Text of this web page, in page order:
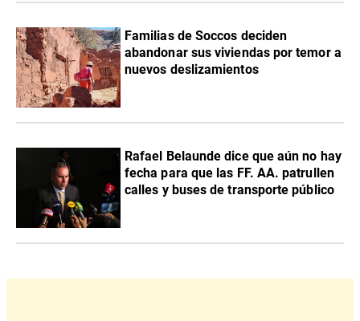
Familias de Soccos deciden
abandonar sus viviendas por temor a
nuevos deslizamientos
Rafael Belaunde dice que aún no hay
fecha para que las FF. AA. patrullen
calles y buses de transporte público